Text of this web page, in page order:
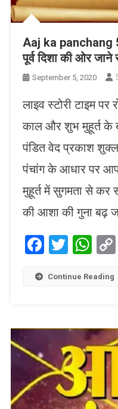
Aaj ka
पूर्व दिशा की ओर
September 5, 2020
लाइव स्टोरी टाइम पर
काल और शुभ मुहूर्त के
पंडित वेद प्रकाश
पंचांग के आधार पर
मुहूर्त में सुगमता से
की आशा की गुना बढ़
Continue Reading